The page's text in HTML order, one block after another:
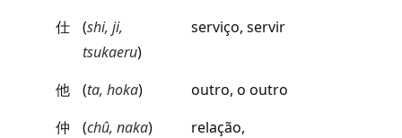
仕
(shi, ji,
tsukaeru)
serviço, servir
他 (ta, hoka)
outro, o outro
仲
(chû, naka)
relação,